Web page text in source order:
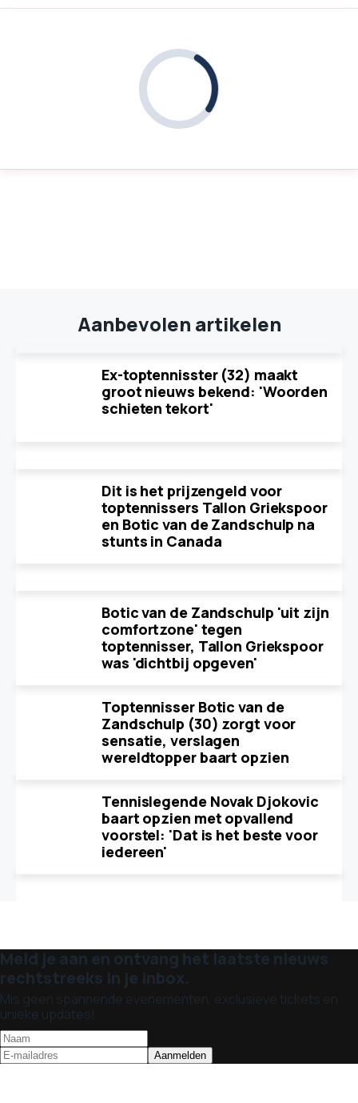
Aanbevolen artikelen
Ex-toptennisster (32) maakt
groot nieuws bekend: 'Woorden
schieten tekort'
Dit is het prijzengeld voor
toptennissers Tallon Griekspoor
en Botic van de Zandschulp na
stunts in Canada
Botic van de Zandschulp 'uit zijn
comfortzone' tegen
toptennisser, Tallon Griekspoor
was 'dichtbij opgeven'
Toptennisser Botic van de
Zandschulp (30) zorgt voor
sensatie, verslagen
wereldtopper baart opzien
Tennislegende Novak Djokovic
baart opzien met opvallend
voorstel: 'Dat is het beste voor
iedereen'
Meld je aan en ontvang het laatste nieuws
rechtstreeks in je inbox.
Mis geen spannende evenementen, exclusieve tickets en
unieke updates!